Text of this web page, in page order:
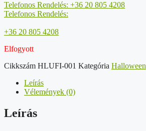
Telefonos Rendelés: +36 20 805 4208
Telefonos Rendelés:
+36 20 805 4208
Elfogyott
Cikkszám HLUFI-001 Kategória Halloween
Leírás
Vélemények (0)
Leírás